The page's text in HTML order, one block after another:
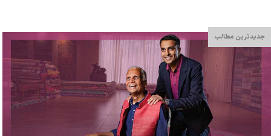
جدیدترین مطالب